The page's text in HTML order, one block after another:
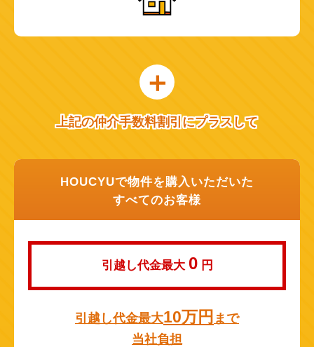
上記の仲介手数料割引にプラスして
HOUCYUで物件を購入いただいた
すべてのお客様
引越し代金最大 0 円
引越し代金最大10万円 まで
当社負担